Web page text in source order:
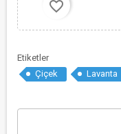
favorite_border
Etiketler
Çiçek
Lavanta